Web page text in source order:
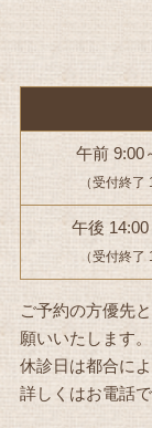
午前 9:00
（受付終了
午後
（受付終了
ご予約の方優先
願いいたします。
休診日は都合に
詳しくはお電話